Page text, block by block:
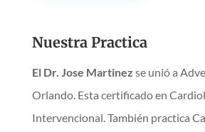
Nuestra Practica
El Dr. Jose Martinez se unió a
Orlando. Esta certificado en
Intervencional. También practica